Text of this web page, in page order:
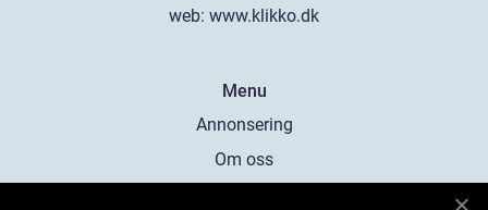
web: www.klikko.dk
Menu
Annonsering
Om oss